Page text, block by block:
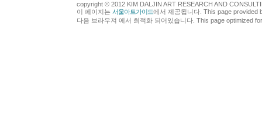
copyright © 2012 KIM DALJIN ART RESEARCH AND
이 페이지는 서울아트가이드에서 제공됩니다. This page provided
다음 브라우져 에서 최적화 되어있습니다. This page optimized